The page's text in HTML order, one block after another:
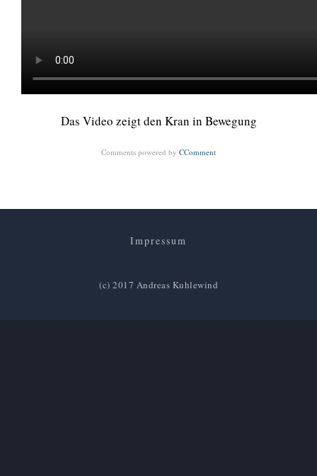
Das Video zeigt den Kran in Bewegung
Comments powered by CComment
Impressum
(c) 2017 Andreas Kuhlewind